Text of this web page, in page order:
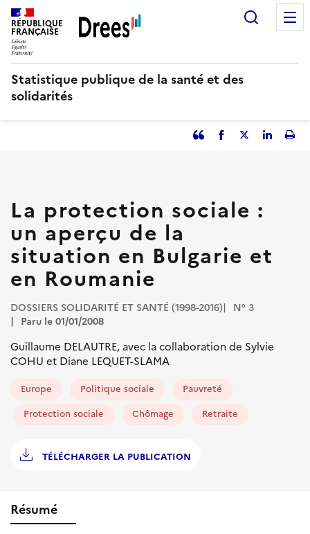
Aller
au
contenu
principal
RÉPUBLIQUE
FRANÇAISE
Statistique publique de la santé et des
solidarités
Partager
que
citation
Facebook
Partager
Partager
La protection sociale :
un aperçu de la
situation en Bulgarie et
en Roumanie
DOSSIERS SOLIDARITÉ ET SANTÉ (1998-2016)
N° 3
Paru le 01/01/2008
Guillaume DELAUTRE, avec la collaboration de Sylvie
COHU et Diane LEQUET-SLAMA
Europe Politique sociale
Pauvreté
Protection sociale
Chômage Retraite
TÉLÉCHARGER LA PUBLICATION
Résumé